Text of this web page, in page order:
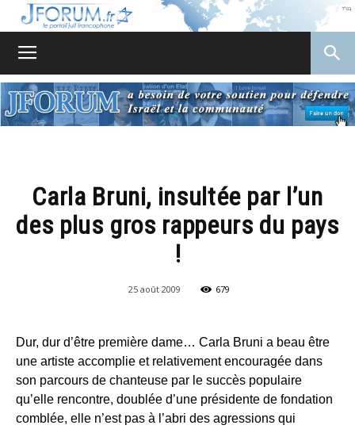
Carla Bruni, insultée par l’un
des plus gros rappeurs du pays
!
25 août 2009 679
Dur, dur d’être première dame… Carla Bruni a beau être
une artiste accomplie et relativement encouragée dans
son parcours de chanteuse par le succès populaire
qu’elle rencontre, doublée d’une présidente de fondation
comblée, elle n’est pas à l’abri des agressions qui